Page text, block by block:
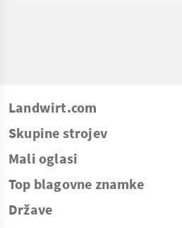
Landwirt.com
Skupine strojev
Mali oglasi
Top blagovne znamke
Države